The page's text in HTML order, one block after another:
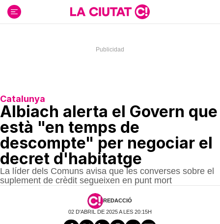
contenido
Catalunya
Albiach alerta el Govern que
està "en temps de
descompte" per negociar el
decret d'habitatge
La líder dels Comuns avisa que les converses sobre el
suplement de crèdit segueixen en punt mort
REDACCIÓ
02 D'ABRIL DE 2025 A LES 20:15H